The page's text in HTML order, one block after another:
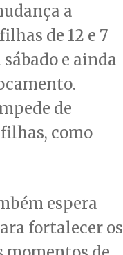
a
de 12 e 7
e ainda
de
como
espera
fortalecer os